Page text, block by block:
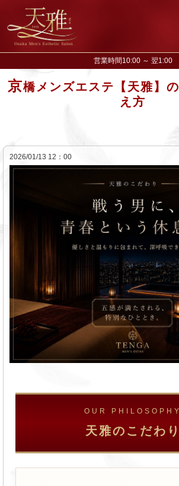
営業時間10:00 ～ 翌1:00
京橋メンズエステ【天雅】
え方
2026/01/13 12：00
OUR PHILOSOPHY
天雅のこだわり